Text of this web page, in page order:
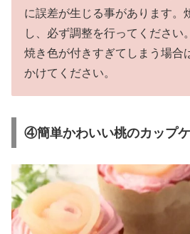
に誤差が生じる事があります。
し、必ず調整を行ってください。
焼き色が付きすぎてしまう場合
かけてください。
④簡単かわいい桃のカップ